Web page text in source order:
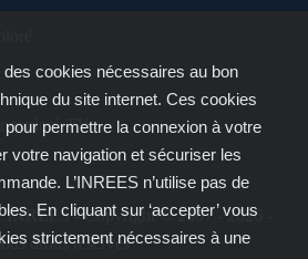
INREES - Copyright © 2007 - 2026 -
droits réservés
des cookies nécessaires au bon
du site internet. Ces cookies
permettre la connexion à votre
votre navigation et sécuriser les
L’INREES n’utilise pas de
En cliquant sur ‘accepter’ vous
strictement nécessaires à une